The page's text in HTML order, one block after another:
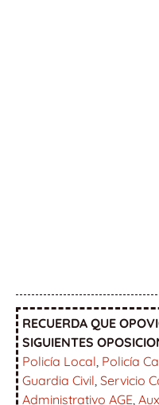
RECUERDA QUE
SIGUIENTES
Policía Local Policía
Guardia Civil Servicio
Administrativo AGE